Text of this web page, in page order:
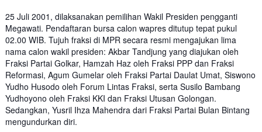
25 Juli 2001, dilaksanakan pemilihan Wakil Presiden pengganti
Megawati. Pendaftaran bursa calon wapres ditutup tepat pukul
02.00 WIB. Tujuh fraksi di MPR secara resmi mengajukan lima
nama calon wakil presiden: Akbar Tandjung yang diajukan oleh
Fraksi Partai Golkar, Hamzah Haz oleh Fraksi PPP dan Fraksi
Reformasi, Agum Gumelar oleh Fraksi Partai Daulat Umat, Siswono
Yudho Husodo oleh Forum Lintas Fraksi, serta Susilo Bambang
Yudhoyono oleh Fraksi KKI dan Fraksi Utusan Golongan.
Sedangkan, Yusril Ihza Mahendra dari Fraksi Partai Bulan Bintang
mengundurkan diri.